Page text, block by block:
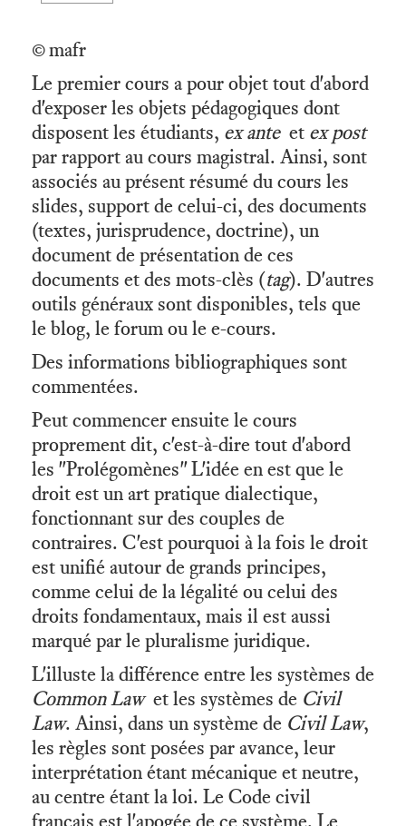
© mafr
Le premier cours a pour objet tout d'abord
d'exposer les objets pédagogiques dont
disposent les étudiants, ex anteet ex post
par rapport au cours magistral. Ainsi, sont
associés au présent résumé du cours les
slides, support de celui-ci, des documents
(textes, jurisprudence, doctrine), un
document de présentation de ces
documents et des mots-clès (tag). D'autres
outils généraux sont disponibles, tels que
le blog, le forum ou le e-cours.
Des informations bibliographiques sont
commentées.
Peut commencer ensuite le cours
proprement dit, c'est-à-dire tout d'abord
les "Prolégomènes" L'idée en est que le
droit est un art pratique dialectique,
fonctionnant sur des couples de
contraires. C'est pourquoi à la fois le droit
est unifié autour de grands principes,
comme celui de la légalité ou celui des
droits fondamentaux, mais il est aussi
marqué par le pluralisme juridique.
L'illuste la différence entre les systèmes de
Common Lawet les systèmes de Civil
Law. Ainsi, dans un système de Civil Law,
les règles sont posées par avance, leur
interprétation étant mécanique et neutre,
au centre étant la loi. Le Code civil
français est l'apogée de ce système. Le